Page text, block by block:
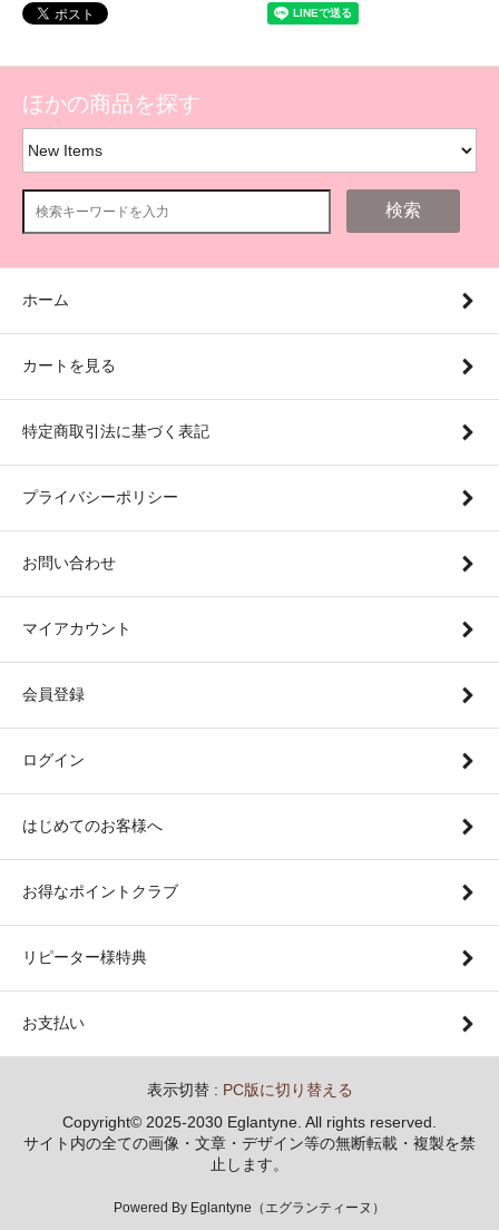
ほかの商品を探す
検索
ホーム
カートを見る
特定商取引法に基づく表記
プライバシーポリシー
お問い合わせ
マイアカウント
会員登録
ログイン
はじめてのお客様へ
お得なポイントクラブ
リピーター様特典
お支払い
表示切替 : PC版に切り替える
Copyright© 2025-2030 Eglantyne. All rights reserved.
サイト内の全ての画像・文章・デザイン等の無断転載・複製を禁
止します。
Powered By Eglantyne（エグランティーヌ）